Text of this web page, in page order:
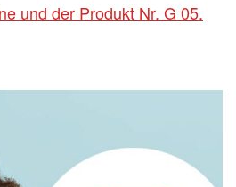
und der Produkt Nr. G 05.